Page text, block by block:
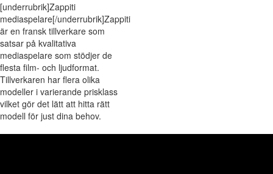
[underrubrik]Zappiti
mediaspelare[/underrubrik]Zappiti
är en fransk tillverkare som
satsar på kvalitativa
mediaspelare som stödjer de
flesta film- och ljudformat.
Tillverkaren har flera olika
modeller i varierande prisklass
vilket gör det lätt att hitta rätt
modell för just dina behov.